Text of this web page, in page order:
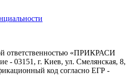
ответственностью «ПРИКРАСИ
- 03151, г. Киев, ул. Смелянская, 8,
код согласно ЕГР -